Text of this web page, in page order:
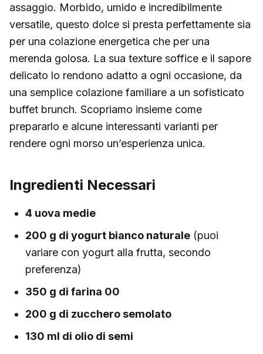
assaggio. Morbido, umido e incredibilmente
versatile, questo dolce si presta perfettamente sia
per una colazione energetica che per una
merenda golosa. La sua texture soffice e il sapore
delicato lo rendono adatto a ogni occasione, da
una semplice colazione familiare a un sofisticato
buffet brunch. Scopriamo insieme come
prepararlo e alcune interessanti varianti per
rendere ogni morso un’esperienza unica.
Ingredienti Necessari
4 uova medie
200 g di yogurt bianco naturale (puoi
variare con yogurt alla frutta, secondo
preferenza)
350 g di farina 00
200 g di zucchero semolato
130 ml di olio di semi